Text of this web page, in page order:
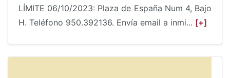
LÍMITE 06/10/2023: Plaza de España Num 4, Bajo
H. Teléfono 950.392136. Envía email a inmi... [+]